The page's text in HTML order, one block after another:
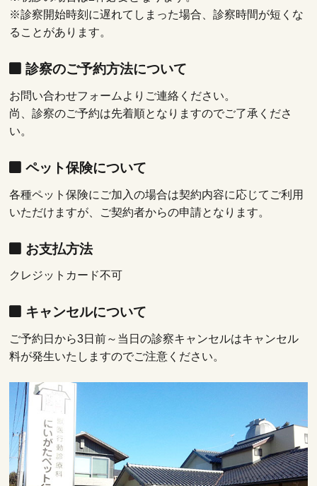
※診察開始時刻に遅れてしまった場合、診察時間が短くな
ることがあります。
診察のご予約方法について
お問い合わせフォームよりご連絡ください。
尚、診察のご予約は先着順となりますのでご了承くださ
い。
ペット保険について
各種ペット保険にご加入の場合は契約内容に応じてご利用
いただけますが、ご契約者からの申請となります。
お支払方法
クレジットカード不可
キャンセルについて
ご予約日から3日前～当日の診察キャンセルはキャンセル
料が発生いたしますのでご注意ください。